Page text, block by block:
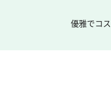
優雅でコ